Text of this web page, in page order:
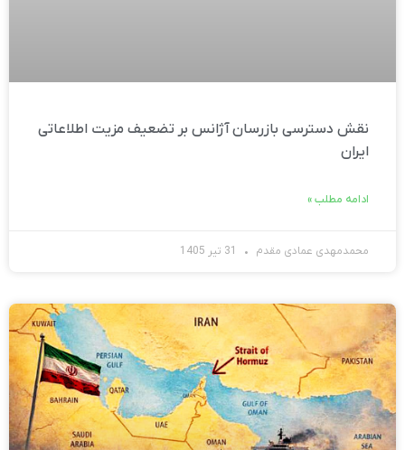
نقش دسترسی بازرسان آژانس بر تضعیف مزیت اطلاعاتی
ایران
ادامه مطلب »
محمدمهدی عمادی مقدم